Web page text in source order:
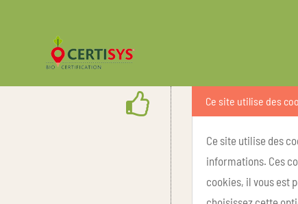
Ce site utilise des
Ce site utilise des
informations. Ces
cookies, il vous est